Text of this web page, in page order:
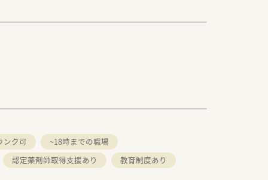
ンク可
~18時までの職場
認定薬剤師取得支援あり
教育制度あり